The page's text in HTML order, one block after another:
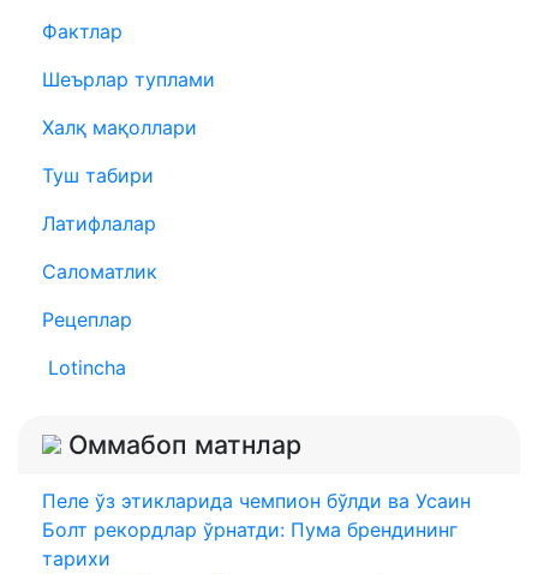
Фактлар
Шеърлар туплами
Халқ мақоллари
Туш табири
Латифлалар
Саломатлик
Рецеплар
Lotincha
Оммабоп матнлар
Пеле ўз этикларида чемпион бўлди ва Усаин
Болт рекордлар ўрнатди: Пума брендининг
тарихи